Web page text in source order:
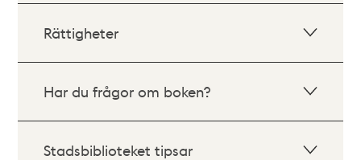
Rättigheter
Har du frågor om boken?
Stadsbiblioteket tipsar